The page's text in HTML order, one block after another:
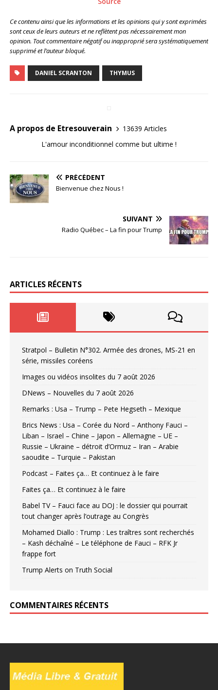
Ce contenu ainsi que les informations et les opinions qui y sont exprimées
sont ceux de leurs auteurs et ne reflètent pas nécessairement mon
opinion. Tout commentaire négatif ou inapproprié sera systématiquement
supprimé et l’auteur bloqué.
DANIEL SCRANTON THYMUS
A propos de Etresouverain
13639 Articles
L'amour inconditionnel comme but ultime !
PRÉCÉDENT
Bienvenue chez Nous !
SUIVANT
Radio Québec – La fin pour Trump
ARTICLES RÉCENTS
Stratpol – Bulletin N°302. Armée des drones, MS-21 en
série, missiles coréens
Images ou vidéos insolites du 7 août 2026
DNews – Nouvelles du 7 août 2026
Remarks : Usa – Trump – Pete Hegseth – Mexique
Brics News : Usa – Corée du Nord – Anthony Fauci –
Liban – Israel – Chine – Japon – Allemagne – UE –
Russie – Ukraine – détroit d’Ormuz – Iran – Arabie
saoudite – Turquie – Pakistan
Podcast – Faites ça… Et continuez à le faire
Faites ça… Et continuez à le faire
Babel TV – Fauci face au DOJ : le dossier qui pourrait
tout changer après l’outrage au Congrès
Mohamed Diallo : Trump : Les traîtres sont recherchés
– Kash déchaîné – Le téléphone de Fauci – RFK Jr
frappe fort
Trump Alerts on Truth Social
COMMENTAIRES RÉCENTS